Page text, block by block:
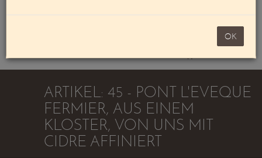
noch 100,00 €
Warenkorb
OK
ARTIKEL: 45 - PONT L'EVEQUE
FERMIER, AUS EINEM
KLOSTER, VON UNS MIT
CIDRE AFFINIERT